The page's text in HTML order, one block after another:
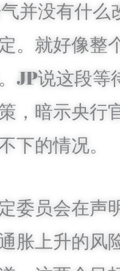
并没有什么
。就好像整
JP说这段等
，暗示央行
下的情况。
委员会在声
胀上升的风